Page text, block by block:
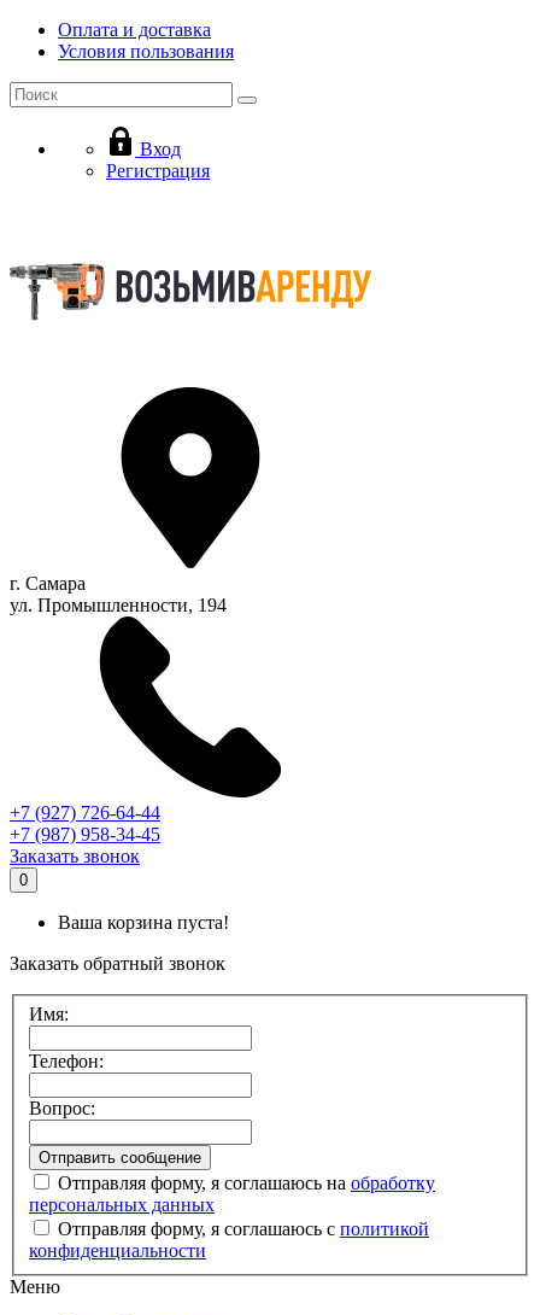
Оплата и доставка
Условия пользования
Вход
Регистрация
г. Самара
ул. Промышленности, 194
+7 (927) 726-64-44
+7 (987) 958-34-45
Заказать звонок
0
Ваша корзина пуста!
Заказать обратный звонок
Имя:
Телефон:
Вопрос:
Отправляя форму, я соглашаюсь на обработку
персональных данных
Отправляя форму, я соглашаюсь с политикой
конфиденциальности
Меню